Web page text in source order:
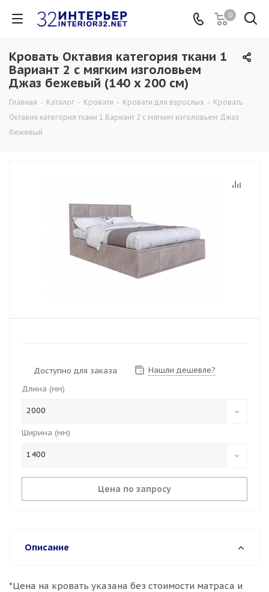
0
Кровать Октавия категория ткани 1
Вариант 2 с мягким изголовьем
Джаз бежевый (140 x 200 см)
Главная - Каталог - Кровати - Кровати для взрослых - Кровать
Октавия категория ткани 1 Вариант 2 с мягким изголовьем Джаз
бежевый
Доступно для заказа
Нашли дешевле?
Длина (мм)
2000
Ширина (мм)
1400
Цена по запросу
Описание
*Цена на кровать указана без стоимости матраса и